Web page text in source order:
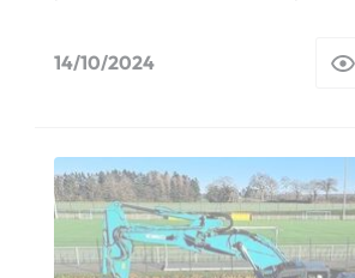
14/10/2024